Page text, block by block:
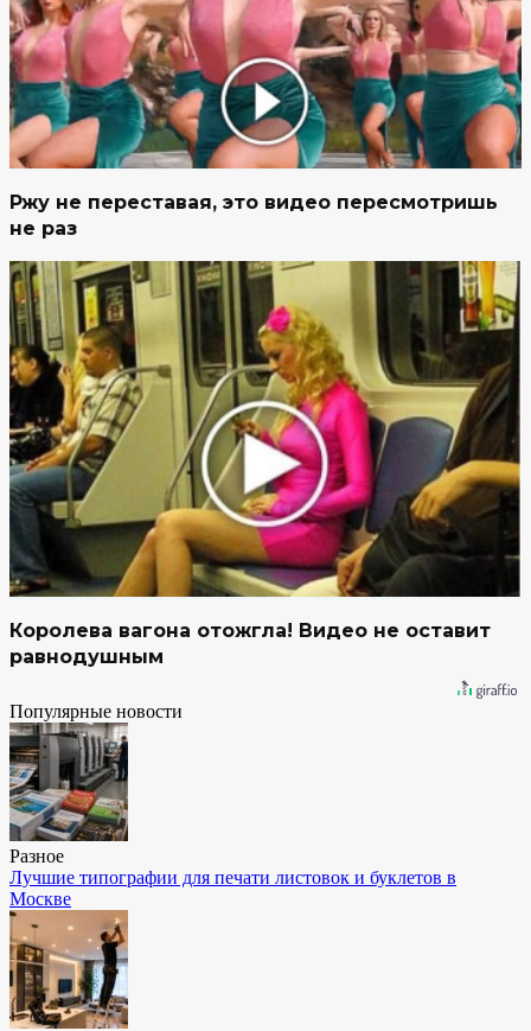
Ржу не переставая, это видео пересмотришь
не раз
Королева вагона отожгла! Видео не оставит
равнодушным
Популярные новости
Разное
Лучшие типографии для печати листовок и буклетов в
Москве